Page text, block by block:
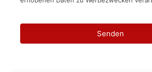
Senden